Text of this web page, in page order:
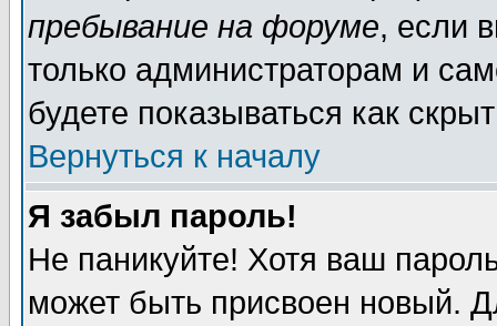
пребывание на форуме, если
только администраторам и
будете показываться как
Вернуться к началу
Я забыл пароль!
Не паникуйте! Хотя ваш
может быть присвоен новый.